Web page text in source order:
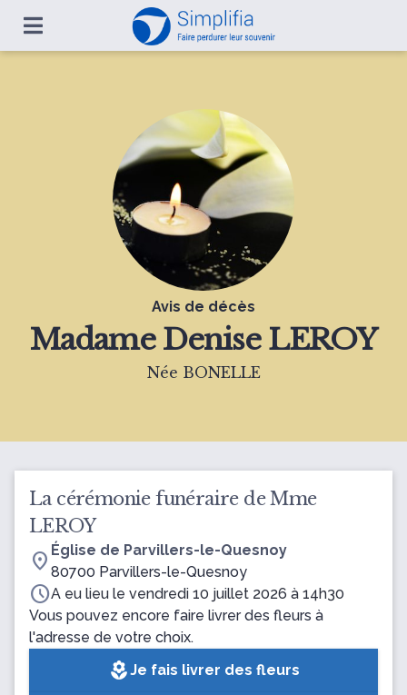
Avis de décès
Madame Denise LEROY
Née BONELLE
La cérémonie funéraire de Mme
LEROY
location_on Église de Parvillers-le-Quesnoy
80700 Parvillers-le-Quesnoy
scheduleA eu lieu le vendredi 10 juillet 2026 à 14h30
Vous pouvez encore faire livrer des fleurs à
l'adresse de votre choix.
local_floristJe fais livrer des fleurs